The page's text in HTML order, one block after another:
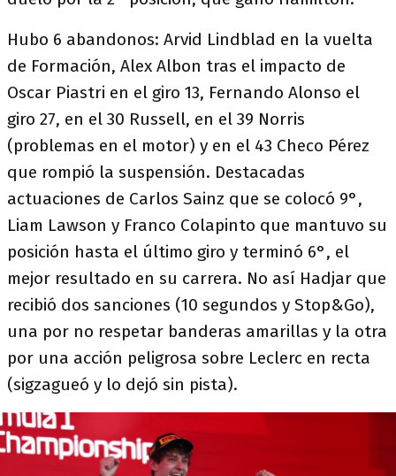
Hubo 6 abandonos: Arvid Lindblad en la vuelta
de Formación, Alex Albon tras el impacto de
Oscar Piastri en el giro 13, Fernando Alonso el
giro 27, en el 30 Russell, en el 39 Norris
(problemas en el motor) y en el 43 Checo Pérez
que rompió la suspensión. Destacadas
actuaciones de Carlos Sainz que se colocó 9°,
Liam Lawson y Franco Colapinto que mantuvo su
posición hasta el último giro y terminó 6°, el
mejor resultado en su carrera. No así Hadjar que
recibió dos sanciones (10 segundos y Stop&Go),
una por no respetar banderas amarillas y la otra
por una acción peligrosa sobre Leclerc en recta
(sigzagueó y lo dejó sin pista).